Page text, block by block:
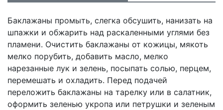
Баклажаны промыть, слегка обсушить, нанизать на
шпажки и обжарить над раскаленными углями без
пламени. Очистить баклажаны от кожицы, мякоть
мелко порубить, добавить масло, мелко
нарезанные лук и зелень, посыпать солью, перцем,
перемешать и охладить. Перед подачей
переложить баклажаны на тарелку или в салатник,
оформить зеленью укропа или петрушки и зеленым